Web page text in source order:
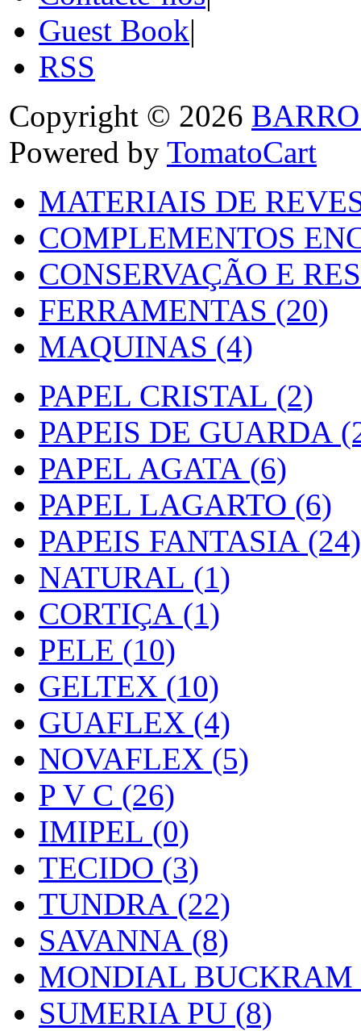
Guest Book|
RSS
Copyright © 2026
Powered by TomatoCart
MATERIAIS DE
COMPLEMENTOS
CONSERVAÇÃO E
FERRAMENTAS (20)
MAQUINAS (4)
PAPEL CRISTAL (2)
PAPEIS DE GUARDA
PAPEL AGATA (6)
PAPEL LAGARTO (6)
PAPEIS FANTASIA (24)
NATURAL (1)
CORTIÇA (1)
PELE (10)
GELTEX (10)
GUAFLEX (4)
NOVAFLEX (5)
P V C (26)
IMIPEL (0)
TECIDO (3)
TUNDRA (22)
SAVANNA (8)
MONDIAL BUCKRAM
SUMERIA PU (8)